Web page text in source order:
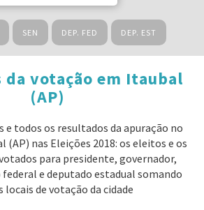
SEN DEP. FED DEP. EST
da votação em Itaubal
(AP)
todos os resultados da apuração no
(AP) nas Eleições 2018: os eleitos e os
para presidente, governador,
e deputado estadual somando
locais de votação da cidade